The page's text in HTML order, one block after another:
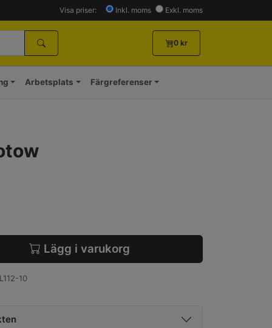
Visa priser: Inkl. moms Exkl. moms
0 kr
Arbetsplats Färgreferenser
Lägg i varukorg
10